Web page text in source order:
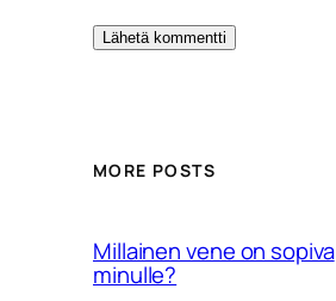
MORE POSTS
Millainen vene on sopiva
minulle?